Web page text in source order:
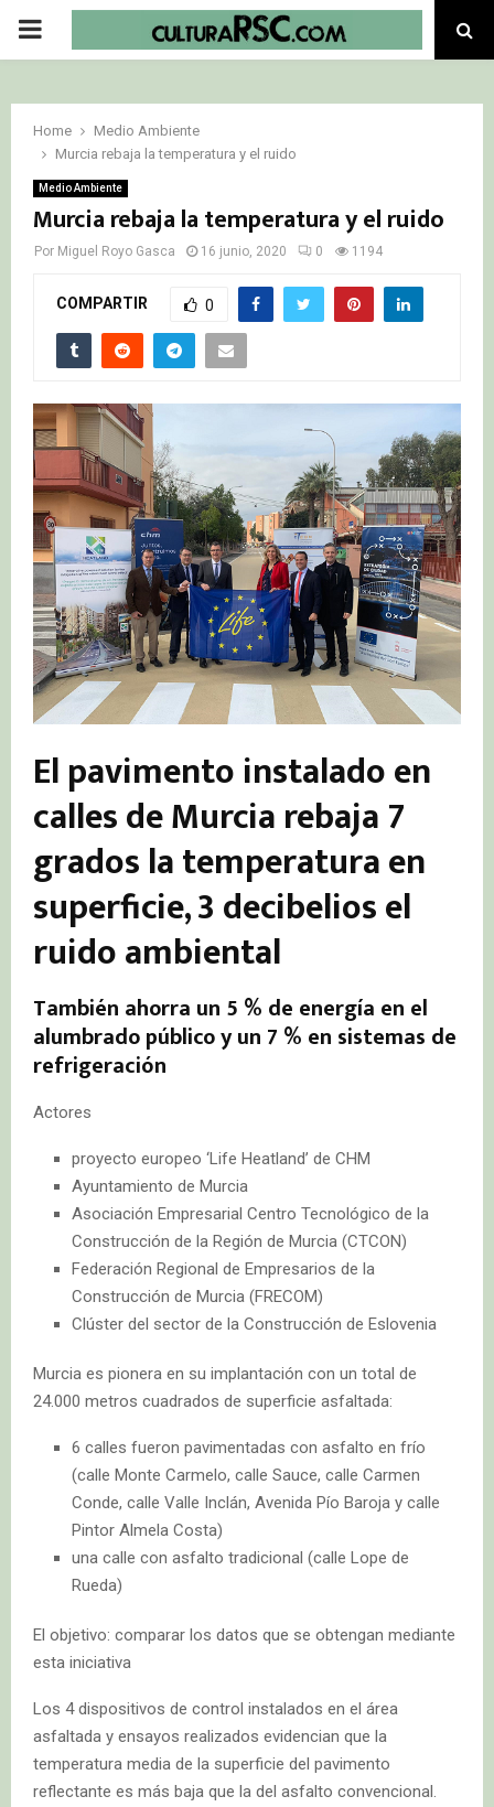
PRIMARY
Home
Medio Ambiente
Murcia rebaja la temperatura y el ruido
Medio Ambiente
Murcia rebaja la temperatura y el ruido
Por Miguel Royo Gasca 16 junio, 2020 0 1194
COMPARTIR 0
El pavimento instalado en
calles de Murcia rebaja 7
grados la temperatura en
superficie, 3 decibelios el
ruido ambiental
También ahorra un 5 % de energía en el
alumbrado público y un 7 % en sistemas de
refrigeración
Actores
proyecto europeo ‘Life Heatland’ de CHM
Ayuntamiento de Murcia
Asociación Empresarial Centro Tecnológico de la
Construcción de la Región de Murcia (CTCON)
Federación Regional de Empresarios de la
Construcción de Murcia (FRECOM)
Clúster del sector de la Construcción de Eslovenia
Murcia es pionera en su implantación con un total de
24.000 metros cuadrados de superficie asfaltada:
6 calles fueron pavimentadas con asfalto en frío
(calle Monte Carmelo, calle Sauce, calle Carmen
Conde, calle Valle Inclán, Avenida Pío Baroja y calle
Pintor Almela Costa)
una calle con asfalto tradicional (calle Lope de
Rueda)
El objetivo: comparar los datos que se obtengan mediante
esta iniciativa
Los 4 dispositivos de control instalados en el área
asfaltada y ensayos realizados evidencian que la
temperatura media de la superficie del pavimento
reflectante es más baja que la del asfalto convencional.